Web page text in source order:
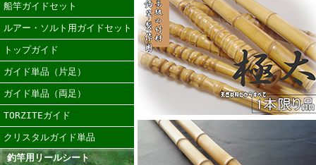
船竿ガイドセット
ルアー・ソルト用ガイドセット
トップガイド
ガイド単品（片足）
ガイド単品（両足）
TORZITEガイド
クリスタルガイド単品
釣竿用リールシート